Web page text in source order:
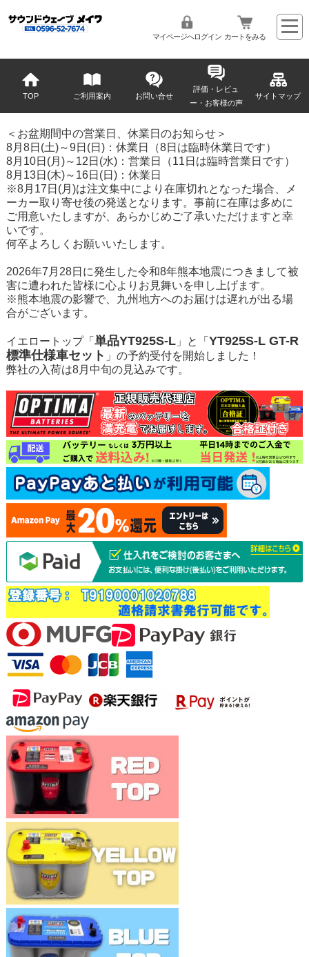
マイページへログイン カートをみる
TOP ご利用案内 お問い合せ
評価・レビュ
ー・お客様の声
サイトマップ
＜お盆期間中の営業日、休業日のお知らせ＞
8月8日(土)～9日(日)：休業日（8日は臨時休業日です）
8月10日(月)～12日(水)：営業日（11日は臨時営業日です）
8月13日(木)～16日(日)：休業日
※8月17日(月)は注文集中により在庫切れとなった場合、メ
ーカー取り寄せ後の発送となります。事前に在庫は多めに
ご用意いたしますが、あらかじめご了承いただけますと幸
いです。
何卒よろしくお願いいたします。
2026年7月28日に発生した令和8年熊本地震につきまして被
害に遭われた皆様に心よりお見舞いを申し上げます。
※熊本地震の影響で、九州地方へのお届けは遅れが出る場
合がございます。
イエロートップ「 単品YT925S-L」と「 YT925S-L GT-R
標準仕様車セット 」の予約受付を開始しました！
弊社の入荷は8月中旬の見込みです。